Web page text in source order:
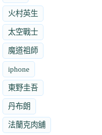
火村英生
太空戰士
魔道祖師
iphone
東野圭吾
丹布朗
法蘭克肉舖